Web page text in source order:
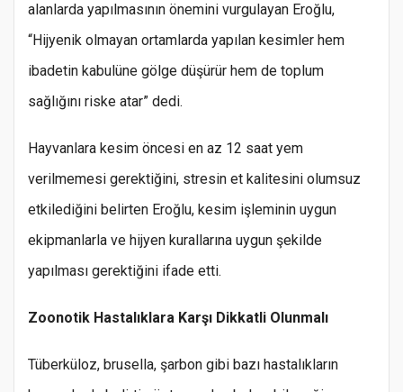
alanlarda yapılmasının önemini vurgulayan Eroğlu,
“Hijyenik olmayan ortamlarda yapılan kesimler hem
ibadetin kabulüne gölge düşürür hem de toplum
sağlığını riske atar” dedi.
Hayvanlara kesim öncesi en az 12 saat yem
verilmemesi gerektiğini, stresin et kalitesini olumsuz
etkilediğini belirten Eroğlu, kesim işleminin uygun
ekipmanlarla ve hijyen kurallarına uygun şekilde
yapılması gerektiğini ifade etti.
Zoonotik Hastalıklara Karşı Dikkatli Olunmalı
Tüberküloz, brusella, şarbon gibi bazı hastalıkların